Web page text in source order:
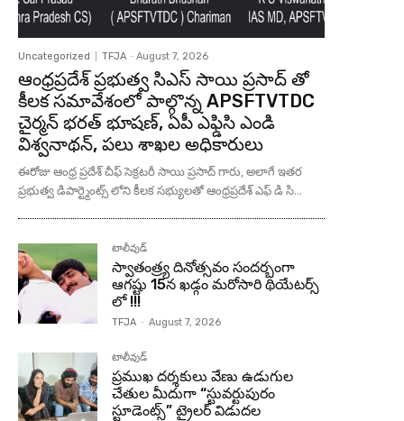
Uncategorized TFJA - August 7, 2026
ఆంధ్రప్రదేశ్ ప్రభుత్వ సిఎస్ సాయి ప్రసాద్ తో
కీలక సమావేశంలో పాల్గొన్న APSFTVTDC
చైర్మన్ భరత్ భూషణ్, ఏపీ ఎఫ్డిసి ఎండి
విశ్వనాథన్, పలు శాఖల అధికారులు
ఈరోజు ఆంధ్ర ప్రదేశ్ చీఫ్ సెక్రటరీ సాయి ప్రసాద్ గారు, అలాగే ఇతర
ప్రభుత్వ డిపార్ట్మెంట్స్ లోని కీలక సభ్యులతో ఆంధ్రప్రదేశ్ ఎఫ్ డి సి...
టాలీవుడ్
స్వాతంత్ర్య దినోత్సవం సందర్బంగా
ఆగష్టు 15న ఖడ్గం మరోసారి థియేటర్స్
లో !!!
TFJA - August 7, 2026
టాలీవుడ్
ప్రముఖ దర్శకులు వేణు ఉడుగుల
చేతుల మీదుగా “స్టువర్టుపురం
స్టూడెంట్స్” ట్రైలర్ విడుదల